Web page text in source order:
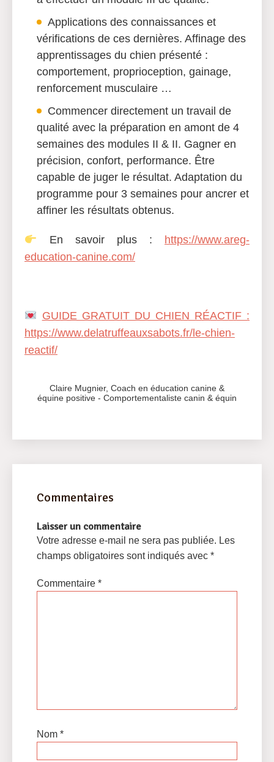
Applications des connaissances et
vérifications de ces dernières. Affinage des
apprentissages du chien présenté :
comportement, proprioception, gainage,
renforcement musculaire …
Commencer directement un travail de
qualité avec la préparation en amont de 4
semaines des modules II & II. Gagner en
précision, confort, performance. Être
capable de juger le résultat. Adaptation du
programme pour 3 semaines pour ancrer et
affiner les résultats obtenus.
En savoir plus : https://www.areg-
education-canine.com/
GUIDE GRATUIT DU CHIEN RÉACTIF :
https://www.delatruffeauxsabots.fr/le-chien-
reactif/
Claire Mugnier, Coach en éducation canine &
équine positive - Comportementaliste canin & équin
Commentaires
Laisser un commentaire
Votre adresse e-mail ne sera pas publiée. Les
champs obligatoires sont indiqués avec *
Commentaire *
Nom *